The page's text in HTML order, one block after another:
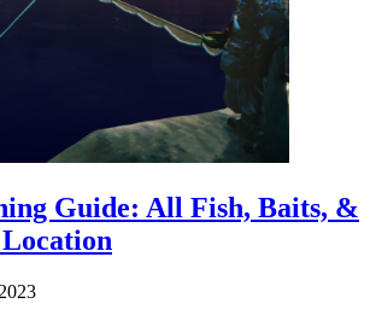
Guide: All Fish, Baits, &